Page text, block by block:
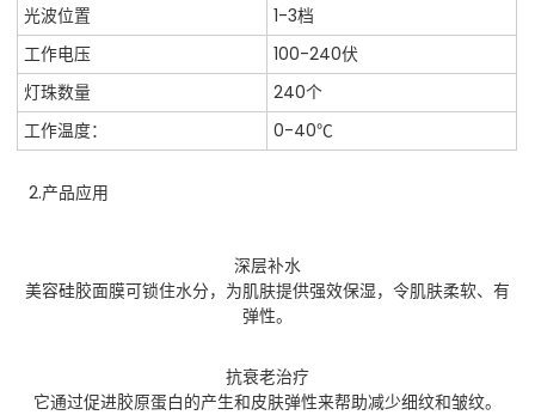
光波位置
1-3档
工作电压
100-240伏
灯珠数量
240个
工作温度：
0-40℃
2.产品应用
深层补水
美容硅胶面膜可锁住水分，为肌肤提供强效保湿，令肌肤柔软、有
弹性。
抗衰老治疗
它通过促进胶原蛋白的产生和皮肤弹性来帮助减少细纹和皱纹。